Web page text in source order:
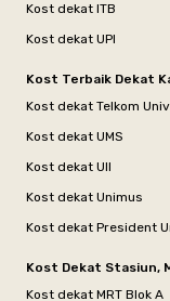
Kost dekat ITB
Kost dekat UPI
Kost Terbaik Dekat
Kost dekat Telkom
Kost dekat UMS
Kost dekat UII
Kost dekat Unimus
Kost dekat President
Kost Dekat Stasiun,
Kost dekat MRT Blok A